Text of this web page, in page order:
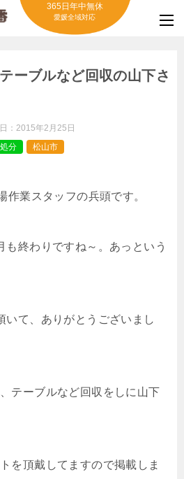
365日年中無休
愛媛全域対応
ーブルなど回収の山下さ
： 2015年2月25日
分 松山市
作業スタッフの兵頭です。
も終わりですね～。あっという
いて、ありがとうございまし
テーブルなど回収をしに山下
を頂戴してますので掲載しま